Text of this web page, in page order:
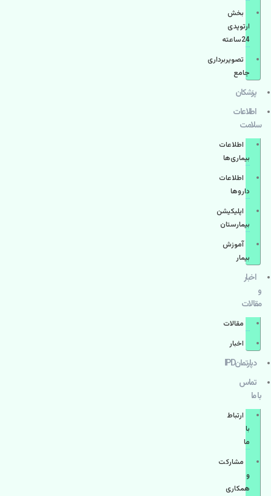
بخش
ارتوپدی
24ساعته
تصویربرداری
جامع
پزشكان
اطلاعات
سلامت
اطلاعات
بیماری‌ها
اطلاعات
دارو‌ها
اپليكيشن
بيمارستان
آموزش
بیمار
اخبار
و
مقالات
مقالات
اخبار
دپارتمانIPD
تماس
با ما
ارتباط
با
ما
مشاركت
و
همكاری